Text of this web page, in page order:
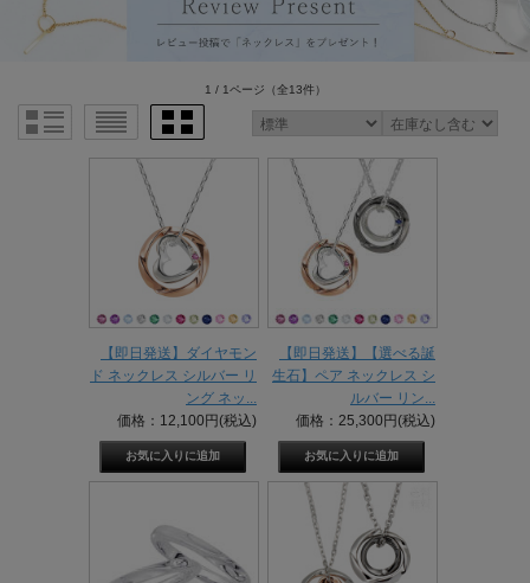
1 / 1ページ （全13件）
【即日発送】ダイヤモン
ド ネックレス シルバー リ
ング ネッ...
価格：12,100円(税込)
【即日発送】【選べる誕
生石】ペア ネックレス シ
ルバー リン...
価格：25,300円(税込)